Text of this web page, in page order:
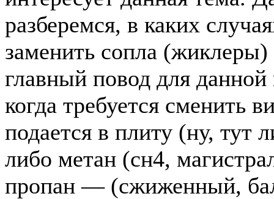
разберемся, в каких
заменить сопла
главный повод для
когда требуется сменить
подается в плиту (ну, тут
либо метан (сн4,
пропан — (сжиженный,